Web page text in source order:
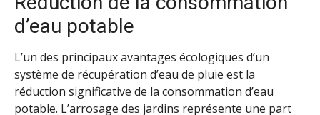
d’eau potable
L’un des principaux avantages écologiques d’un
système de récupération d’eau de pluie est la
réduction significative de la consommation d’eau
potable. L’arrosage des jardins représente une part